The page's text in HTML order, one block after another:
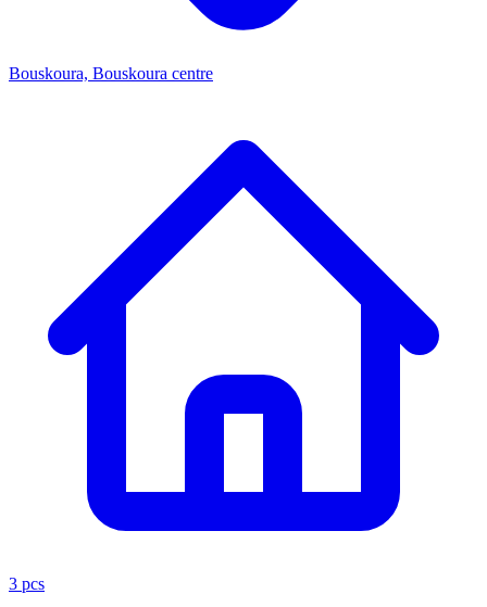
Bouskoura, Bouskoura centre
3 pcs